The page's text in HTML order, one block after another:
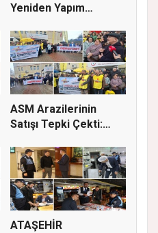
Yeniden Yapım
ASM Arazilerinin
Satışı Tepki Çekti:
ATAŞEHİR